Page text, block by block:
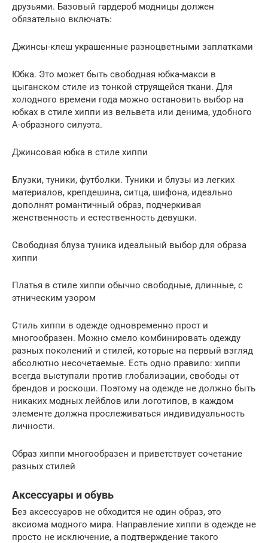
друзьями. Базовый гардероб модницы должен
обязательно включать:
Джинсы-клеш украшенные разноцветными заплатками
Юбка. Это может быть свободная юбка-макси в
цыганском стиле из тонкой струящейся ткани. Для
холодного времени года можно остановить выбор на
юбках в стиле хиппи из вельвета или денима, удобного
А-образного силуэта.
Джинсовая юбка в стиле хиппи
Блузки, туники, футболки. Туники и блузы из легких
материалов, крепдешина, ситца, шифона, идеально
дополнят романтичный образ, подчеркивая
женственность и естественность девушки.
Свободная блуза туника идеальный выбор для образа
хиппи
Платья в стиле хиппи обычно свободные, длинные, с
этническим узором
Стиль хиппи в одежде одновременно прост и
многообразен. Можно смело комбинировать одежду
разных поколений и стилей, которые на первый взгляд
абсолютно несочетаемые. Есть одно правило: хиппи
всегда выступали против глобализации, свободы от
брендов и роскоши. Поэтому на одежде не должно быть
никаких модных лейблов или логотипов, в каждом
элементе должна прослеживаться индивидуальность
личности.
Образ хиппи многообразен и приветствует сочетание
разных стилей
Аксессуары и обувь
Без аксессуаров не обходится не один образ, это
аксиома модного мира. Направление хиппи в одежде не
просто не исключение, а подтверждение такого